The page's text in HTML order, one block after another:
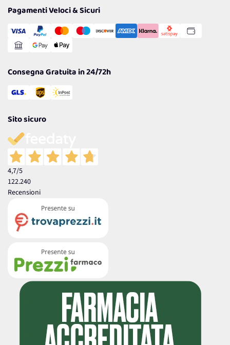
Cookie Policy
Gestisci Cookie
Reso Facile e Veloce
Pagamenti Veloci & Sicuri
Consegna Gratuita in 24/72h
Sito sicuro
4,7/5
122.240
Recensioni